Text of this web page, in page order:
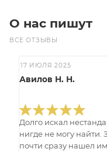
О нас пишут
ВСЕ ОТЗЫВЫ
17 ИЮЛЯ 2025
Авилов Н. Н.
Долго искал
нигде не могу
почти сразу нашел